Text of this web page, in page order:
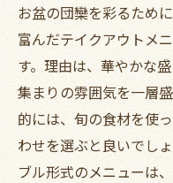
お盆の団欒を彩るため
富んだテイクアウトメ
す。理由は、華やかな
集まりの雰囲気を一層
的には、旬の食材を使
わせを選ぶと良いでし
ブル形式のメニューは